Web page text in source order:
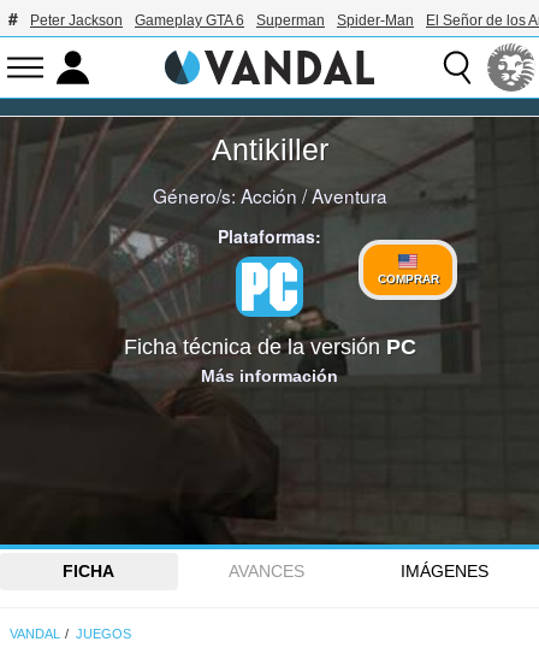
Peter Jackson Gameplay GTA 6 Superman Spider-Man El Señor de los
Antikiller
Género/s: Acción /Aventura
Plataformas:
COMPRAR
Ficha técnica de la versión PC
Más información
FICHA AVANCES IMÁGENES
VANDAL JUEGOS